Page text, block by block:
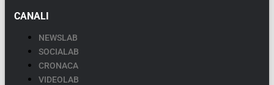
CANALI
NEWSLAB
SOCIALAB
CRONACA
VIDEOLAB